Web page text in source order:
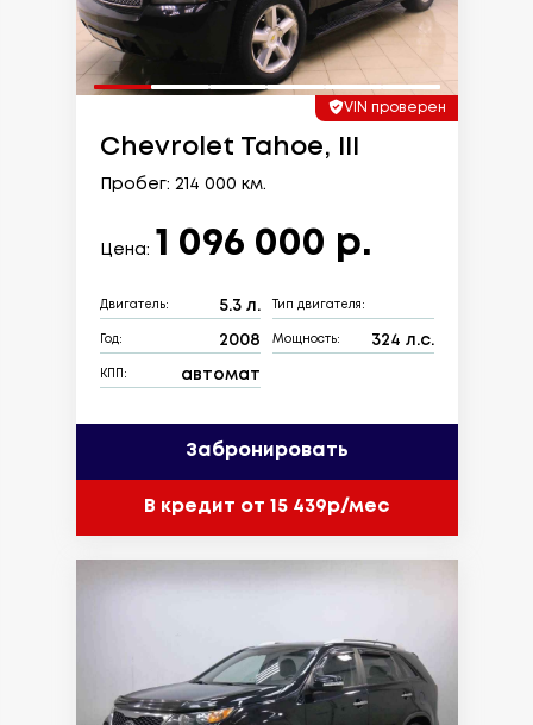
VIN проверен
Chevrolet Tahoe, III
Пробег: 214 000 км.
Цена: 1 096 000 р.
Двигатель: 5.3 л. Тип двигателя:
Год: 2008 Мощность: 324 л.с.
КПП: автомат
Забронировать
В кредит от 15 439р/мес